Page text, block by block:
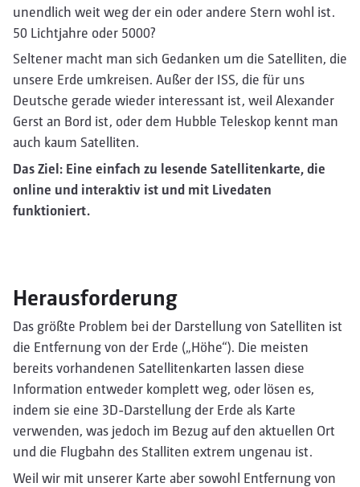
unendlich weit weg der ein oder andere Stern wohl ist.
50 Lichtjahre oder 5000?
Seltener macht man sich Gedanken um die Satelliten, die
unsere Erde umkreisen. Außer der ISS, die für uns
Deutsche gerade wieder interessant ist, weil Alexander
Gerst an Bord ist, oder dem Hubble Teleskop kennt man
auch kaum Satelliten.
Das Ziel: Eine einfach zu lesende Satellitenkarte, die
online und interaktiv ist und mit Livedaten
funktioniert.
Herausforderung
Das größte Problem bei der Darstellung von Satelliten ist
die Entfernung von der Erde („Höhe“). Die meisten
bereits vorhandenen Satellitenkarten lassen diese
Information entweder komplett weg, oder lösen es,
indem sie eine 3D-Darstellung der Erde als Karte
verwenden, was jedoch im Bezug auf den aktuellen Ort
und die Flugbahn des Stalliten extrem ungenau ist.
Weil wir mit unserer Karte aber sowohl Entfernung von